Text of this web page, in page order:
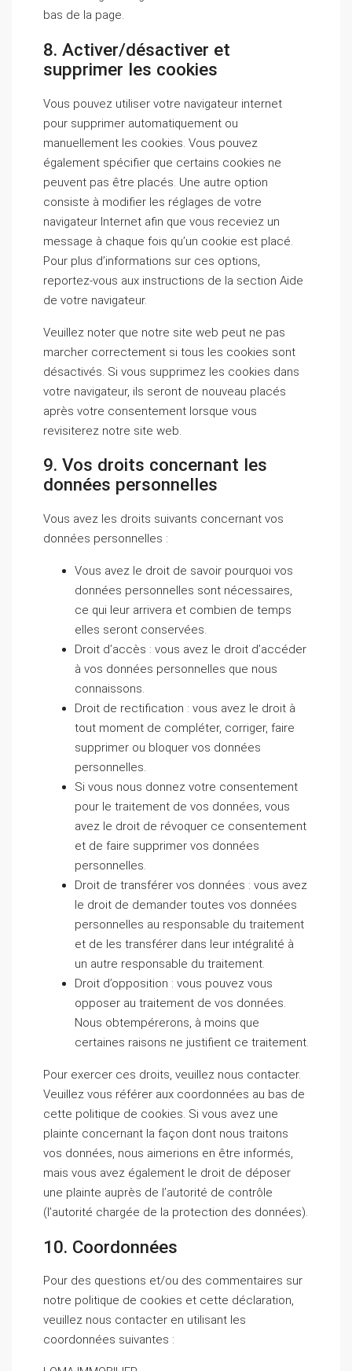
bas de la page.
8. Activer/désactiver et
supprimer les cookies
Vous pouvez utiliser votre navigateur internet
pour supprimer automatiquement ou
manuellement les cookies. Vous pouvez
également spécifier que certains cookies ne
peuvent pas être placés. Une autre option
consiste à modifier les réglages de votre
navigateur Internet afin que vous receviez un
message à chaque fois qu’un cookie est placé.
Pour plus d’informations sur ces options,
reportez-vous aux instructions de la section Aide
de votre navigateur.
Veuillez noter que notre site web peut ne pas
marcher correctement si tous les cookies sont
désactivés. Si vous supprimez les cookies dans
votre navigateur, ils seront de nouveau placés
après votre consentement lorsque vous
revisiterez notre site web.
9. Vos droits concernant les
données personnelles
Vous avez les droits suivants concernant vos
données personnelles :
Vous avez le droit de savoir pourquoi vos
données personnelles sont nécessaires,
ce qui leur arrivera et combien de temps
elles seront conservées.
Droit d’accès : vous avez le droit d’accéder
à vos données personnelles que nous
connaissons.
Droit de rectification : vous avez le droit à
tout moment de compléter, corriger, faire
supprimer ou bloquer vos données
personnelles.
Si vous nous donnez votre consentement
pour le traitement de vos données, vous
avez le droit de révoquer ce consentement
et de faire supprimer vos données
personnelles.
Droit de transférer vos données : vous avez
le droit de demander toutes vos données
personnelles au responsable du traitement
et de les transférer dans leur intégralité à
un autre responsable du traitement.
Droit d’opposition : vous pouvez vous
opposer au traitement de vos données.
Nous obtempérerons, à moins que
certaines raisons ne justifient ce traitement.
Pour exercer ces droits, veuillez nous contacter.
Veuillez vous référer aux coordonnées au bas de
cette politique de cookies. Si vous avez une
plainte concernant la façon dont nous traitons
vos données, nous aimerions en être informés,
mais vous avez également le droit de déposer
une plainte auprès de l’autorité de contrôle
(l’autorité chargée de la protection des données).
10. Coordonnées
Pour des questions et/ou des commentaires sur
notre politique de cookies et cette déclaration,
veuillez nous contacter en utilisant les
coordonnées suivantes :